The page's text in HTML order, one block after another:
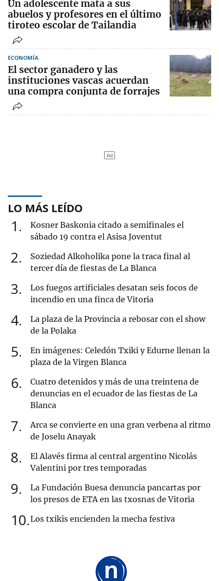
Un adolescente mata a sus
abuelos y profesores en el último
tiroteo escolar de Tailandia
ECONOMÍA
El sector ganadero y las
instituciones vascas acuerdan
una compra conjunta de forrajes
LO MÁS LEÍDO
1
Kosner Baskonia citado a semifinales el
sábado 19 contra el Asisa Joventut
2
Soziedad Alkoholika pone la traca final al
tercer día de fiestas de La Blanca
3
Los fuegos artificiales desatan seis focos de
incendio en una finca de Vitoria
4
La plaza de la Provincia a rebosar con el show
de la Polaka
5
En imágenes: Celedón Txiki y Edurne llenan la
plaza de la Virgen Blanca
6
Cuatro detenidos y más de una treintena de
denuncias en el ecuador de las fiestas de La
Blanca
7
Arca se convierte en una gran verbena al ritmo
de Joselu Anayak
8
El Alavés firma al central argentino Nicolás
Valentini por tres temporadas
9
La Fundación Buesa denuncia pancartas por
los presos de ETA en las txosnas de Vitoria
10 Los txikis encienden la mecha festiva